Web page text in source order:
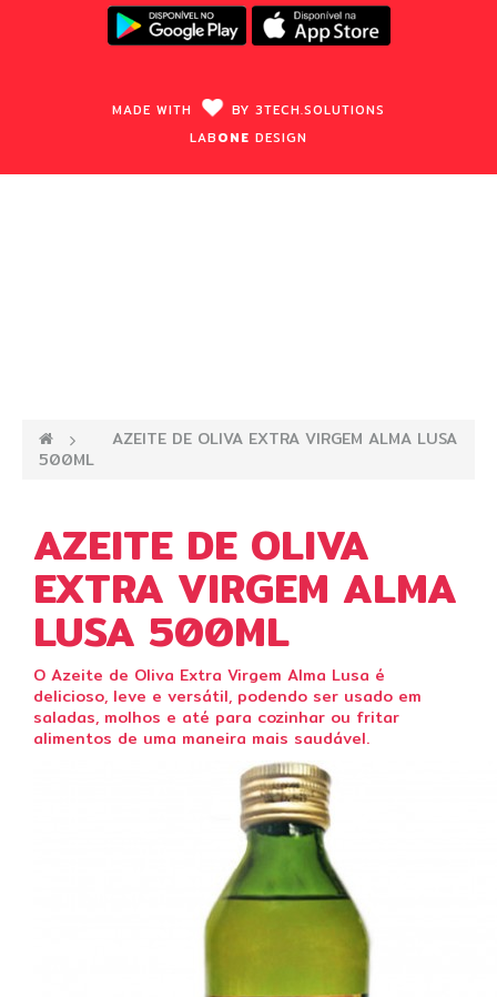
MADE WITH BY 3TECH.SOLUTIONS
LABONE DESIGN
—›
AZEITE DE OLIVA EXTRA VIRGEM ALMA LUSA
500ML
AZEITE DE OLIVA
EXTRA VIRGEM ALMA
LUSA 500ML
O Azeite de Oliva Extra Virgem Alma Lusa é
delicioso, leve e versátil, podendo ser usado em
saladas, molhos e até para cozinhar ou fritar
alimentos de uma maneira mais saudável.